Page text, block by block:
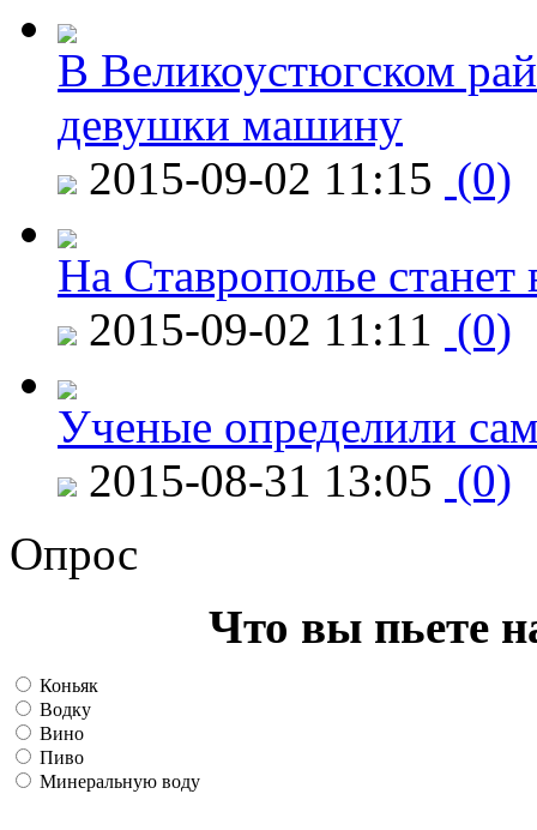
В Великоустюгском
девушки машину
2015-09-02 11:15 (0)
На Ставрополье
2015-09-02 11:11 (0)
Ученые определили
2015-08-31 13:05 (0)
Опрос
Что вы пьете
Коньяк
Водку
Вино
Пиво
Минеральную воду